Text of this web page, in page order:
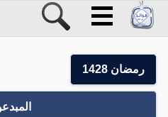
رمضان 1428